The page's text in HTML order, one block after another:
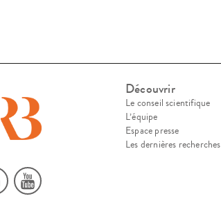
Découvrir
Le conseil scientifique
L’équipe
Espace presse
Les dernières